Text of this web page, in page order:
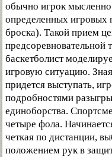
обычно игрок мысленно
определенных
броска). Такой прием
предсоревновательной
баскетболист
игровую ситуацию.
придется выступать,
подробностями
единоборства.
четыре фола.
четкая по дистанции,
положением рук в